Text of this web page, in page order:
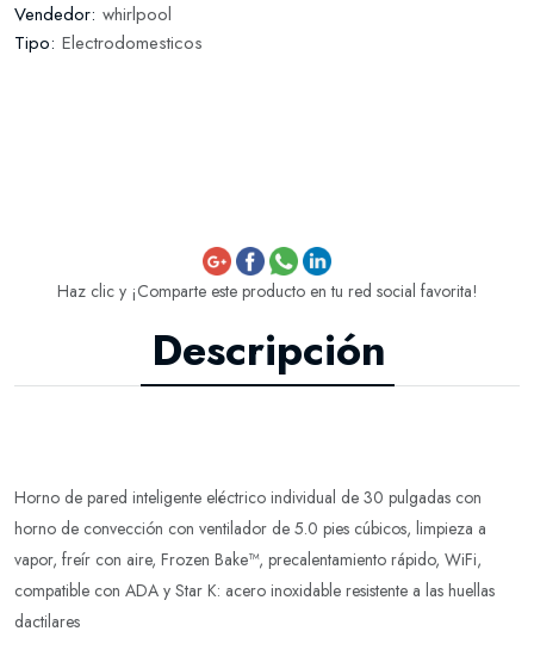
Vendedor: whirlpool
Tipo: Electrodomesticos
Haz clic y ¡Comparte este producto en tu red social favorita!
Descripción
Horno de pared inteligente eléctrico individual de 30 pulgadas con
horno de convección con ventilador de 5.0 pies cúbicos, limpieza a
vapor, freír con aire, Frozen Bake™, precalentamiento rápido, WiFi,
compatible con ADA y Star K: acero inoxidable resistente a las huellas
dactilares